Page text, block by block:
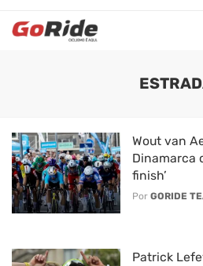
Wout van
Dinamarca
finish’
Por GORIDE
Patrick